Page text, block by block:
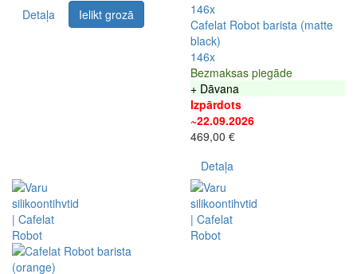
Detaļa
Ielikt grozā
146x
Cafelat Robot barista (matte
black)
146x
Bezmaksas piegāde
+ Dāvana
Izpārdots
~22.09.2026
469,00 €
Detaļa